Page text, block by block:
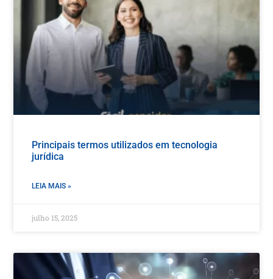
Principais termos utilizados em tecnologia
jurídica
LEIA MAIS »
julho 15, 2025